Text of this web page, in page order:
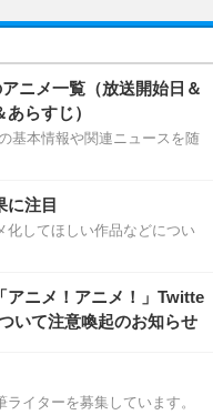
ニメ一覧（放送開始日＆
らすじ）
基本情報や関連ニュースを随
に注目
化してほしい作品などについ
アニメ！アニメ！」Twitte
いて注意喚起のお知らせ
イターを募集しています。